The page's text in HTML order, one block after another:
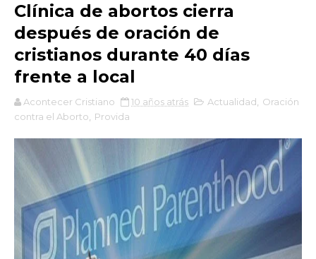
Clínica de abortos cierra
después de oración de
cristianos durante 40 días
frente a local
Acontecer Cristiano 10 años atrás Actualidad
Oración
contra el Aborto
Provida